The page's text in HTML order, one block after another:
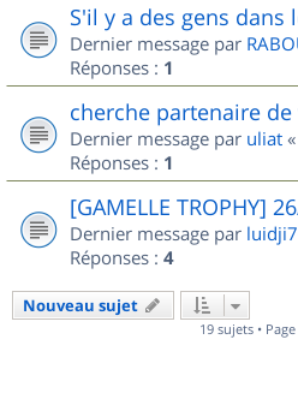
S'il y a des gens dans
Dernier message par
Réponses : 1
cherche partenaire
Dernier message par uliat «
Réponses : 1
[GAMELLE TROPHY]
Dernier message par
Réponses : 4
Nouveau sujet
19 sujets • Page